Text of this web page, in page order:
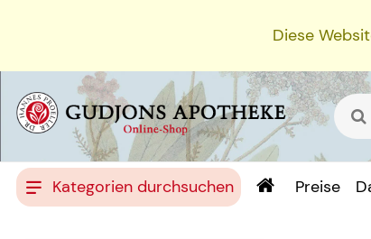
Diese
Kategorien durchsuchen Preise